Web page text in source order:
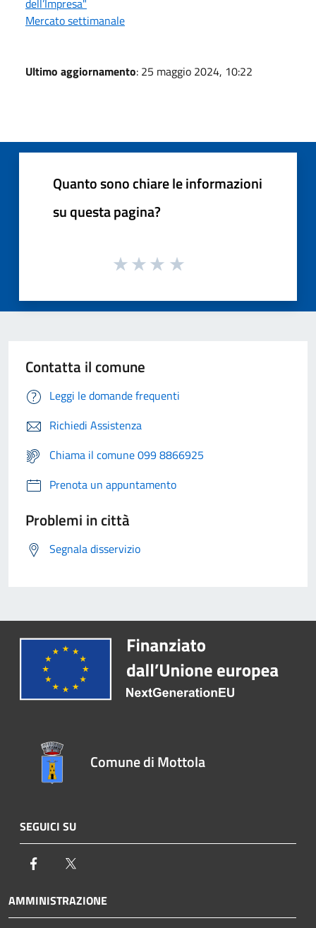
Mercato settimanale
Ultimo aggiornamento: 25 maggio 2024, 10:22
Quanto sono chiare le informazioni
su questa pagina?
Contatta il comune
Leggi le domande frequenti
Richiedi Assistenza
Chiama il comune 099 8866925
Prenota un appuntamento
Problemi in città
Segnala disservizio
Comune di Mottola
SEGUICI SU
Facebook
AMMINISTRAZIONE